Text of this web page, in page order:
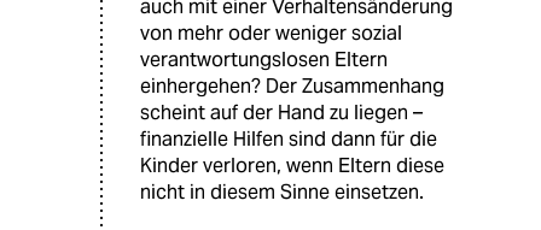
auch mit einer Verhaltensänderung
von mehr oder weniger sozial
verantwortungslosen Eltern
einhergehen? Der Zusammenhang
scheint auf der Hand zu liegen –
finanzielle Hilfen sind dann für die
Kinder verloren, wenn Eltern diese
nicht in diesem Sinne einsetzen.